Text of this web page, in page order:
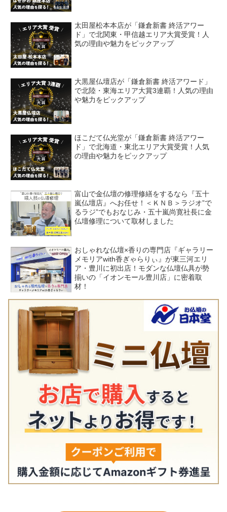
太田屋松本本店が「鎌倉新書 終活アワー
ド」で北関東・甲信越エリア大賞受賞！人
気の理由や魅力をピックアップ
大黒屋仏壇店が「鎌倉新書 終活アワード」
で北陸・東海エリア大賞3連覇！人気の理由
や魅力をピックアップ
ほこだて仏光堂が「鎌倉新書 終活アワー
ド」で北海道・東北エリア大賞受賞！人気
の理由や魅力をピックアップ
富山で金仏壇の修理修繕をするなら『五十
嵐仏壇店』へお任せ！＜ＫＮＢ＞ラジオ”で
るラジ”でもおなじみ・五十嵐尚寛社長に金
仏壇修理について取材しました
おしゃれな仏壇×香りの専門店『ギャラリー
メモリアwith香ぎゃらりぃ』が東三河エリ
ア・豊川に初出店！モダンな仏壇仏具が勢
揃いの「イオンモール豊川店」に密着取
材！